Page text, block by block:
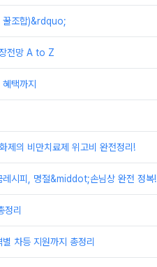
꿀조합)&rdquo;
전망 A to Z
택까지
의 비만치료제 위고비 완전정리!
시피, 명절&middot;손님상 완전 정복!
정리
차등 지원까지 총정리